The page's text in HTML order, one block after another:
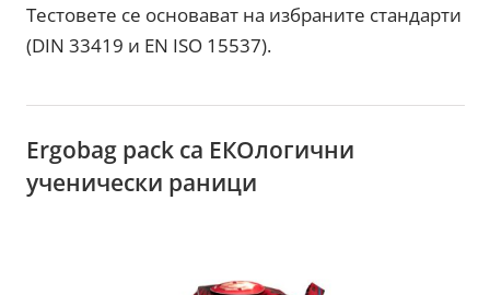
Тестовете се основават на избраните стандарти
(DIN 33419 и EN ISO 15537).
Еrgobag pack са ЕКОлогични
ученически раници